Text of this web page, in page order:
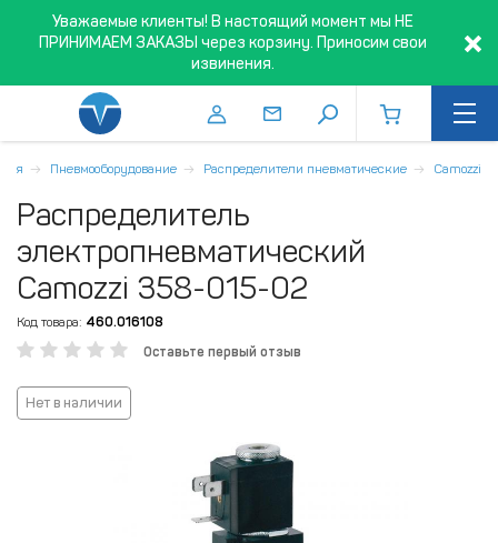
Уважаемые клиенты! В настоящий момент мы НЕ
ПРИНИМАЕМ ЗАКАЗЫ через корзину. Приносим свои
извинения.
Пневмооборудование Распределители пневматические Camozzi
Распределитель
электропневматический
Camozzi 358-015-02
Код товара: 460.016108
Оставьте первый отзыв
Нет в наличии